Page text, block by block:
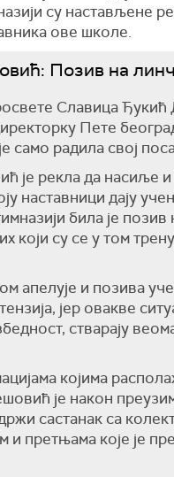
су настављене
ове школе.
Позив на
Славица Ђукић
Пете
само радила свој
је рекла да насиље
наставници дају
била је позив
који су се у том
апелује и позива
јер овакве
стварају
којима
је након
састанак са
и претњама које је